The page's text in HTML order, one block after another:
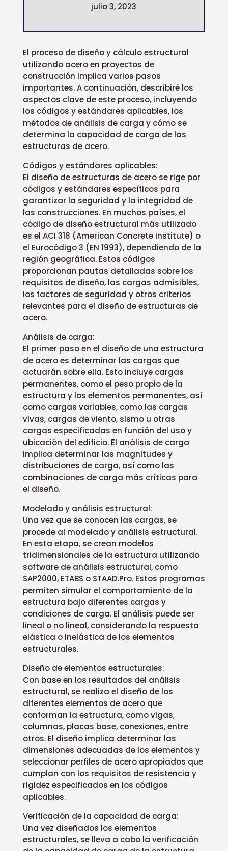
julio 3, 2023
El proceso de diseño y cálculo estructural
utilizando acero en proyectos de
construcción implica varios pasos
importantes. A continuación, describiré los
aspectos clave de este proceso, incluyendo
los códigos y estándares aplicables, los
métodos de análisis de carga y cómo se
determina la capacidad de carga de las
estructuras de acero.
Códigos y estándares aplicables:
El diseño de estructuras de acero se rige por
códigos y estándares específicos para
garantizar la seguridad y la integridad de
las construcciones. En muchos países, el
código de diseño estructural más utilizado
es el ACI 318 (American Concrete Institute) o
el Eurocódigo 3 (EN 1993), dependiendo de la
región geográfica. Estos códigos
proporcionan pautas detalladas sobre los
requisitos de diseño, las cargas admisibles,
los factores de seguridad y otros criterios
relevantes para el diseño de estructuras de
acero.
Análisis de carga:
El primer paso en el diseño de una estructura
de acero es determinar las cargas que
actuarán sobre ella. Esto incluye cargas
permanentes, como el peso propio de la
estructura y los elementos permanentes, así
como cargas variables, como las cargas
vivas, cargas de viento, sismo u otras
cargas especificadas en función del uso y
ubicación del edificio. El análisis de carga
implica determinar las magnitudes y
distribuciones de carga, así como las
combinaciones de carga más críticas para
el diseño.
Modelado y análisis estructural:
Una vez que se conocen las cargas, se
procede al modelado y análisis estructural.
En esta etapa, se crean modelos
tridimensionales de la estructura utilizando
software de análisis estructural, como
SAP2000, ETABS o STAAD.Pro. Estos programas
permiten simular el comportamiento de la
estructura bajo diferentes cargas y
condiciones de carga. El análisis puede ser
lineal o no lineal, considerando la respuesta
elástica o inelástica de los elementos
estructurales.
Diseño de elementos estructurales:
Con base en los resultados del análisis
estructural, se realiza el diseño de los
diferentes elementos de acero que
conforman la estructura, como vigas,
columnas, placas base, conexiones, entre
otros. El diseño implica determinar las
dimensiones adecuadas de los elementos y
seleccionar perfiles de acero apropiados que
cumplan con los requisitos de resistencia y
rigidez especificados en los códigos
aplicables.
Verificación de la capacidad de carga:
Una vez diseñados los elementos
estructurales, se lleva a cabo la verificación